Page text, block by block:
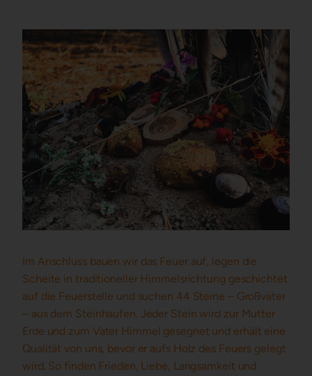
Im Anschluss bauen wir das Feuer auf, legen die
Scheite in traditioneller Himmelsrichtung geschichtet
auf die Feuerstelle und suchen 44 Steine – Großväter
– aus dem Steinhaufen. Jeder Stein wird zur Mutter
Erde und zum Vater Himmel gesegnet und erhält eine
Qualität von uns, bevor er aufs Holz des Feuers gelegt
wird. So finden Frieden, Liebe, Langsamkeit und